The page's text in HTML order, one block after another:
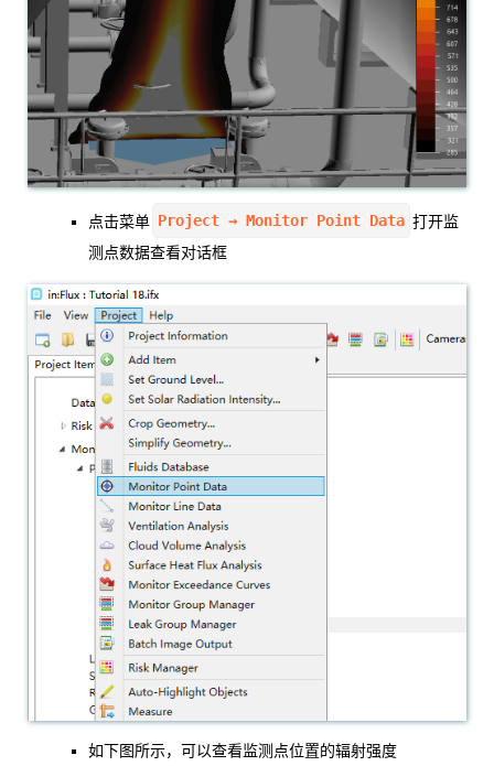
点击菜单 Project → Monitor Point Data 打开监
测点数据查看对话框
如下图所示，可以查看监测点位置的辐射强度